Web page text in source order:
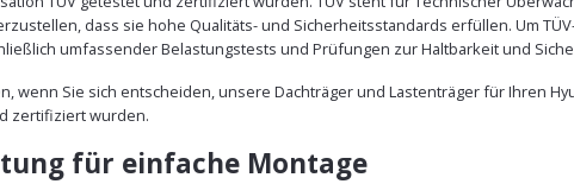
dass sie hohe Qualitäts- und Sicherheitsstandards erfüllen. Um
umfassender Belastungstests und Prüfungen zur Haltbarkeit und
wenn Sie sich entscheiden, unsere Dachträger und Lastenträger für Ihren
zertifiziert wurden.
für einfache Montage